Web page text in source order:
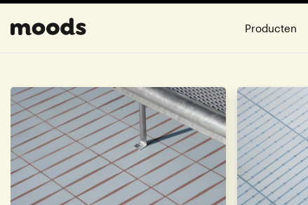
Producten